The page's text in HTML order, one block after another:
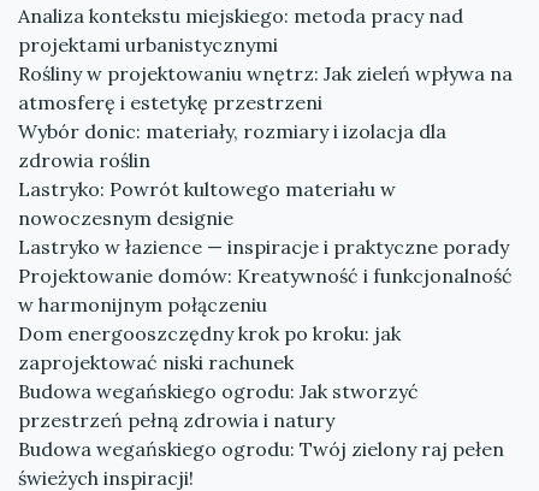
Analiza kontekstu miejskiego: metoda pracy nad
projektami urbanistycznymi
Rośliny w projektowaniu wnętrz: Jak zieleń wpływa na
atmosferę i estetykę przestrzeni
Wybór donic: materiały, rozmiary i izolacja dla
zdrowia roślin
Lastryko: Powrót kultowego materiału w
nowoczesnym designie
Lastryko w łazience — inspiracje i praktyczne porady
Projektowanie domów: Kreatywność i funkcjonalność
w harmonijnym połączeniu
Dom energooszczędny krok po kroku: jak
zaprojektować niski rachunek
Budowa wegańskiego ogrodu: Jak stworzyć
przestrzeń pełną zdrowia i natury
Budowa wegańskiego ogrodu: Twój zielony raj pełen
świeżych inspiracji!